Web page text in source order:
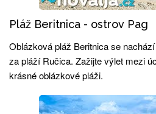
Pláž Beritnica - ostrov Pag
Oblázková pláž Beritnica se
za pláží Ručica. Zažijte výlet mezi
krásné oblázkové pláži.